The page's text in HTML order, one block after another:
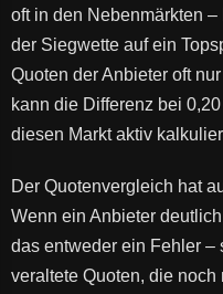
oft in den Nebenmärkten
der Siegwette auf ein
Quoten der Anbieter oft
kann die Differenz bei
diesen Markt aktiv
Der Quotenvergleich hat
Wenn ein Anbieter
das entweder ein Fehler –
veraltete Quoten, die